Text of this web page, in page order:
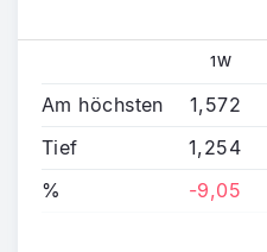
1W
Am höchsten 1,572
Tief
1,254
%
-9,05